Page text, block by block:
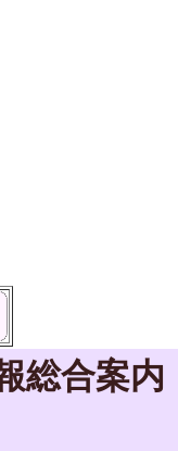
総合案内